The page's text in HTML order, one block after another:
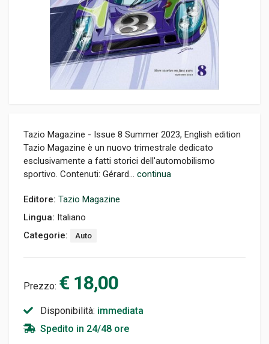
Tazio Magazine - Issue 8 Summer 2023, English edition
Tazio Magazine è un nuovo trimestrale dedicato
esclusivamente a fatti storici dell'automobilismo
sportivo. Contenuti: Gérard... continua
Editore: Tazio Magazine
Lingua: Italiano
Categorie:
Auto
Prezzo: € 18,00
Disponibilità: immediata
Spedito in 24/48 ore